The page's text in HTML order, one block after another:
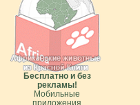
Бесплатно и без
рекламы!
Мобильные
приложения